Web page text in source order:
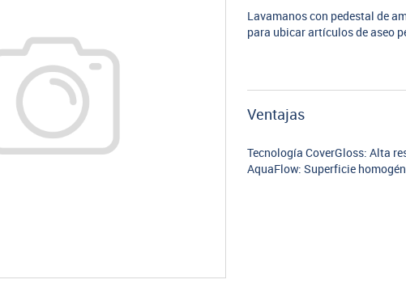
Lavamanos con pedestal de
para ubicar artículos de aseo
Ventajas
Tecnología CoverGloss: Alta
AquaFlow: Superficie